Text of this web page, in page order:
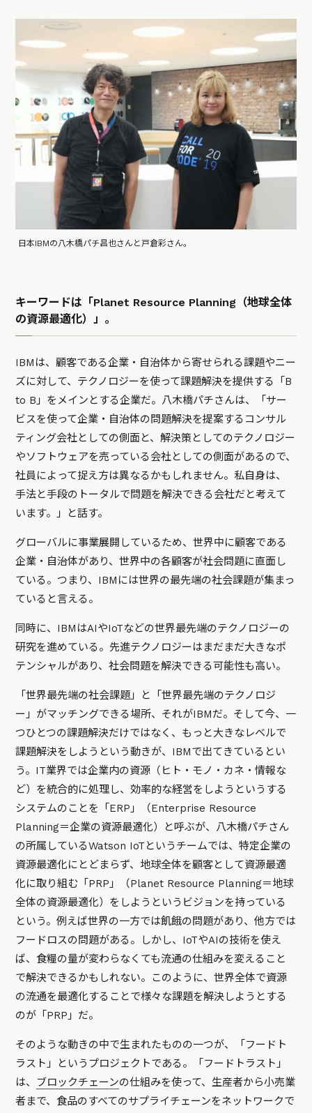
日本IBMの八木橋パチ昌也さんと戸倉彩さん。
キーワードは「Planet Resource Planning（地球全体
の資源最適化）」。
IBMは、顧客である企業・自治体から寄せられる課題やニー
ズに対して、テクノロジーを使って課題解決を提供する「B
to B」をメインとする企業だ。八木橋パチさんは、「サー
ビスを使って企業・自治体の問題解決を提案するコンサル
ティング会社としての側面と、解決策としてのテクノロジー
やソフトウェアを売っている会社としての側面があるので、
社員によって捉え方は異なるかもしれません。私自身は、
手法と手段のトータルで問題を解決できる会社だと考えて
います。」と話す。
グローバルに事業展開しているため、世界中に顧客である
企業・自治体があり、世界中の各顧客が社会問題に直面し
ている。つまり、IBMには世界の最先端の社会課題が集まっ
ていると言える。
同時に、IBMはAIやIoTなどの世界最先端のテクノロジーの
研究を進めている。先進テクノロジーはまだまだ大きなポ
テンシャルがあり、社会問題を解決できる可能性も高い。
「世界最先端の社会課題」と「世界最先端のテクノロジ
ー」がマッチングできる場所、それがIBMだ。そして今、一
つひとつの課題解決だけではなく、もっと大きなレベルで
課題解決をしようという動きが、IBMで出てきているとい
う。IT業界では企業内の資源（ヒト・モノ・カネ・情報な
ど）を統合的に処理し、効率的な経営をしようというする
システムのことを「ERP」（Enterprise Resource
Planning＝企業の資源最適化）と呼ぶが、八木橋パチさん
の所属しているWatson IoTというチームでは、特定企業の
資源最適化にとどまらず、地球全体を顧客として資源最適
化に取り組む「PRP」（Planet Resource Planning＝地球
全体の資源最適化）をしようというビジョンを持っている
という。例えば世界の一方では飢餓の問題があり、他方では
フードロスの問題がある。しかし、IoTやAIの技術を使え
ば、食糧の量が変わらなくても流通の仕組みを変えること
で解決できるかもしれない。このように、世界全体で資源
の流通を最適化することで様々な課題を解決しようとする
のが「PRP」だ。
そのような動きの中で生まれたものの一つが、「フードト
ラスト」というプロジェクトである。「フードトラスト」
は、 ブロックチェーンの仕組みを使って、生産者から小売業
者まで、食品のすべてのサプライチェーンをネットワークで